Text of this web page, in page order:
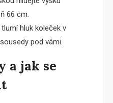
66 cm.
hluk koleček v
pod vámi.
a jak se